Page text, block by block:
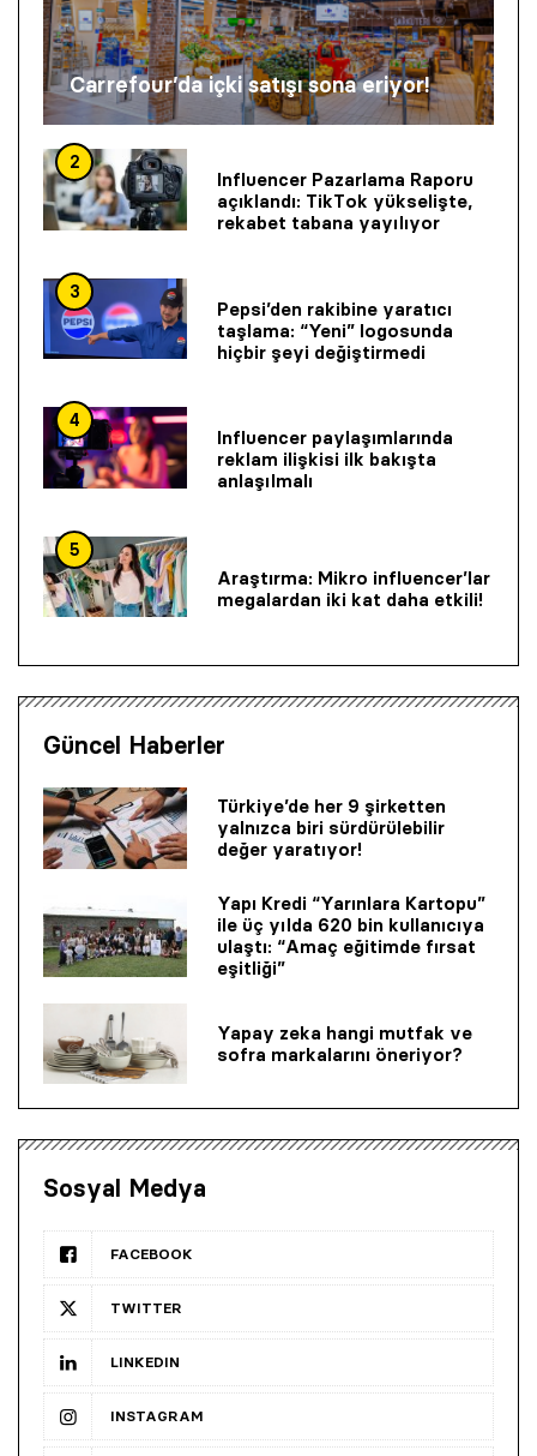
Carrefour’da içki satışı sona eriyor!
2
Influencer Pazarlama Raporu
açıklandı: TikTok yükselişte,
rekabet tabana yayılıyor
3
Pepsi’den rakibine yaratıcı
taşlama: “Yeni” logosunda
hiçbir şeyi değiştirmedi
4
Influencer paylaşımlarında
reklam ilişkisi ilk bakışta
anlaşılmalı
5
Araştırma: Mikro influencer’lar
megalardan iki kat daha etkili!
Güncel Haberler
Türkiye’de her 9 şirketten
yalnızca biri sürdürülebilir
değer yaratıyor!
Yapı Kredi “Yarınlara Kartopu”
ile üç yılda 620 bin kullanıcıya
ulaştı: “Amaç eğitimde fırsat
eşitliği”
Yapay zeka hangi mutfak ve
sofra markalarını öneriyor?
Sosyal Medya
FACEBOOK
TWITTER
LINKEDIN
INSTAGRAM